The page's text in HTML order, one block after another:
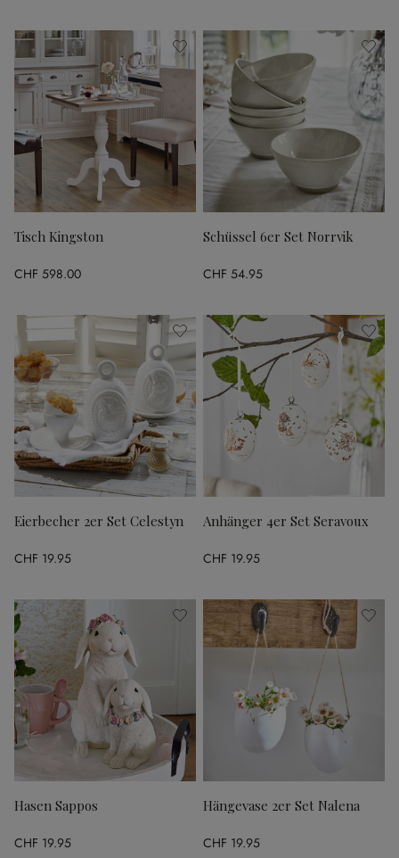
Tisch Kingston
CHF 598.00
Schüssel 6er Set Norrvik
CHF 54.95
Eierbecher 2er Set Celestyn
CHF 19.95
Anhänger 4er Set Seravoux
CHF 19.95
Hasen Sappos
CHF 19.95
Hängevase 2er Set Nalena
CHF 19.95